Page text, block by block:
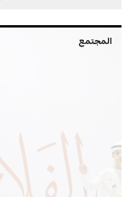
المجتمع